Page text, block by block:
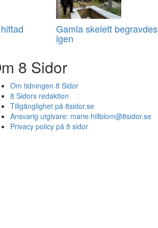
Gamla skelett begravdes
igen
8 Sidor
Om tidningen 8 Sidor
8 Sidors redaktion
Tillgänglighet på 8sidor.se
Ansvarig utgivare: marie.hillblom@8sidor.se
Privacy policy på 8 sidor